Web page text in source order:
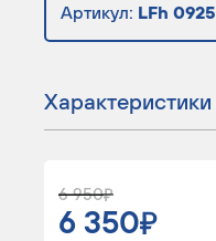
Артикул: LFh 0925
Характеристики
6 950
6 350